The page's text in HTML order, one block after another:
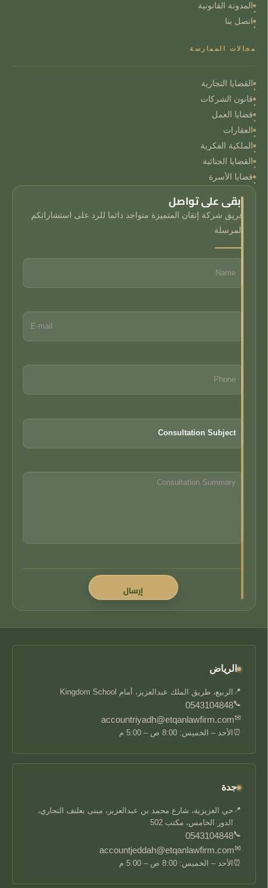
المدونة القانونية
اتصل بنا
مجالات الممارسة
القضايا التجارية
قانون الشركات
قضايا العمل
العقارات
الملكية الفكرية
القضايا الجنائية
قضايا الأسرة
ابقى على تواصل
فريق شركة إتقان المتميزة متواجد دائما للرد على استشاراتكم
المرسلة
الرياض
📍 الربيع، طريق الملك عبدالعزيز، أمام Kingdom School
📞
0543104848
✉
accountriyadh@etqanlawfirm.com
⏰ الأحد – الخميس: 8:00 ص – 5:00 م
جدة
📍 حي العزيزية، شارع محمد بن عبدالعزيز، مبنى بعلنف التجاري،
الدور الخامس، مكتب 502
📞
0543104848
✉
accountjeddah@etqanlawfirm.com
⏰ الأحد – الخميس: 8:00 ص – 5:00 م